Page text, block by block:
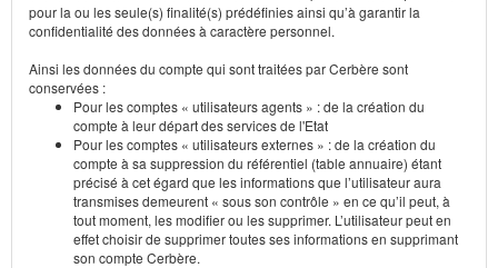
pour la ou les seule(s) finalité(s) prédéfinies ainsi qu’à garantir la
confidentialité des données à caractère personnel.
Ainsi les données du compte qui sont traitées par Cerbère sont
conservées :
Pour les comptes « utilisateurs agents » : de la création du
compte à leur départ des services de l'Etat
Pour les comptes « utilisateurs externes » : de la création du
compte à sa suppression du référentiel (table annuaire) étant
précisé à cet égard que les informations que l’utilisateur aura
transmises demeurent « sous son contrôle » en ce qu’il peut, à
tout moment, les modifier ou les supprimer. L’utilisateur peut en
effet choisir de supprimer toutes ses informations en supprimant
son compte Cerbère.